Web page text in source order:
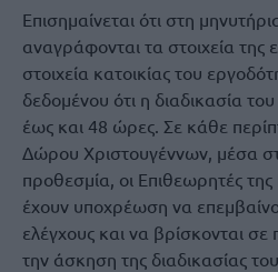
Επισημαίνεται ότι στη
αναγράφονται τα στοιχεία της
στοιχεία κατοικίας του
δεδομένου ότι η διαδικασία
έως και 48 ώρες. Σε κάθε
Δώρου Χριστουγέννων, μέσα
προθεσμία, οι Επιθεωρητές
έχουν υποχρέωση να
ελέγχους και να βρίσκονται σε
την άσκηση της διαδικασίας